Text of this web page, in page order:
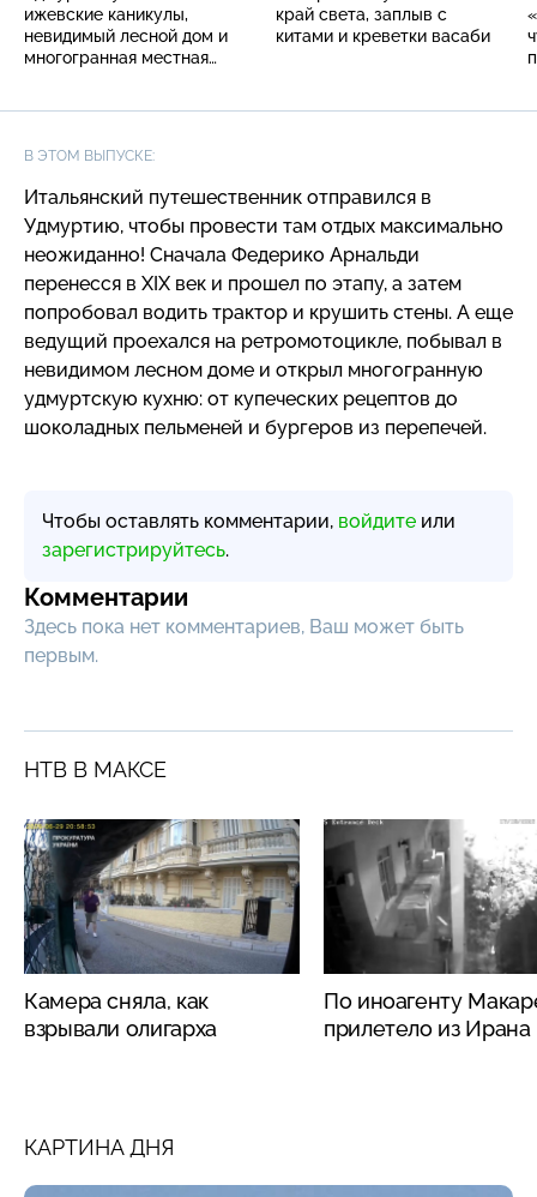
ижевские каникулы,
невидимый лесной дом и
многогранная местная
край света, заплыв с
китами и креветки васаби
В ЭТОМ ВЫПУСКЕ:
Итальянский путешественник отправился в
Удмуртию, чтобы провести там отдых максимально
неожиданно! Сначала Федерико Арнальди
перенесся в XIX век и прошел по этапу, а затем
попробовал водить трактор и крушить стены. А еще
ведущий проехался на ретромотоцикле, побывал в
невидимом лесном доме и открыл многогранную
удмуртскую кухню: от купеческих рецептов до
шоколадных пельменей и бургеров из перепечей.
Чтобы оставлять комментарии, войдите или
зарегистрируйтесь.
Комментарии
Здесь пока нет комментариев, Ваш может быть
первым.
НТВ В МАКСЕ
Камера сняла, как
взрывали олигарха
По иноагенту
прилетело из Ирана
КАРТИНА ДНЯ